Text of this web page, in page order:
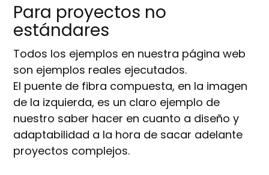
Para proyectos no
estándares
Todos los ejemplos en nuestra página web
son ejemplos reales ejecutados.
El puente de fibra compuesta, en la imagen
de la izquierda, es un claro ejemplo de
nuestro saber hacer en cuanto a diseño y
adaptabilidad a la hora de sacar adelante
proyectos complejos.